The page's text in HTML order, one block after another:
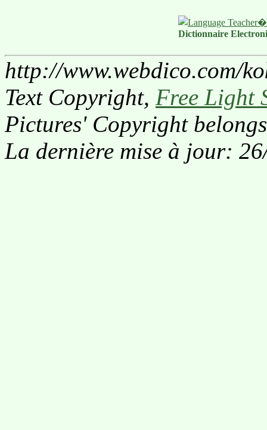
Dictionnaire
http://www.webdico.com/
Text Copyright, Free Light
Pictures' Copyright
La dernière mise à jour: